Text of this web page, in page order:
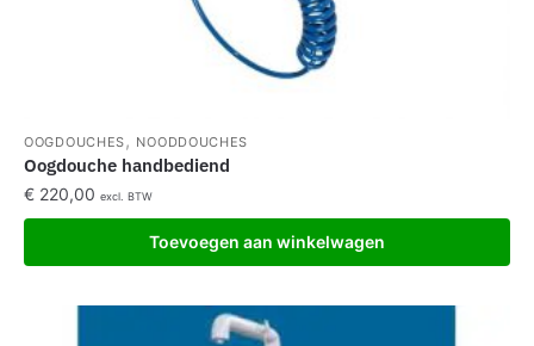
OOGDOUCHES, NOODDOUCHES
Oogdouche handbediend
€ 220,00 excl. BTW
Toevoegen aan winkelwagen